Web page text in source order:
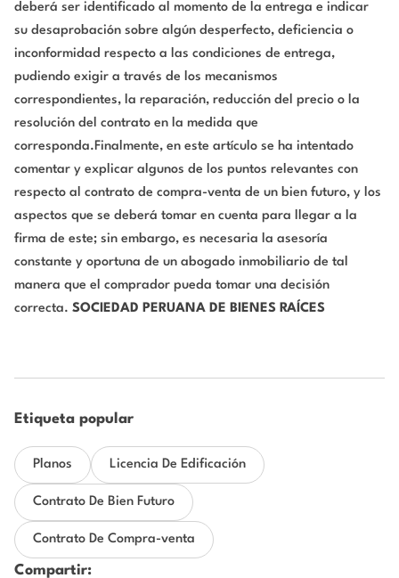
deberá ser identificado al momento de la entrega e indicar
su desaprobación sobre algún desperfecto, deficiencia o
inconformidad respecto a las condiciones de entrega,
pudiendo exigir a través de los mecanismos
correspondientes, la reparación, reducción del precio o la
resolución del contrato en la medida que
corresponda.Finalmente, en este artículo se ha intentado
comentar y explicar algunos de los puntos relevantes con
respecto al contrato de compra-venta de un bien futuro, y los
aspectos que se deberá tomar en cuenta para llegar a la
firma de este; sin embargo, es necesaria la asesoría
constante y oportuna de un abogado inmobiliario de tal
manera que el comprador pueda tomar una decisión
correcta. SOCIEDAD PERUANA DE BIENES RAÍCES
Etiqueta popular
Planos Licencia De Edificación
Contrato De Bien Futuro
Contrato De Compra-venta
Compartir: